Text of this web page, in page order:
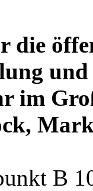
die
und
im
B